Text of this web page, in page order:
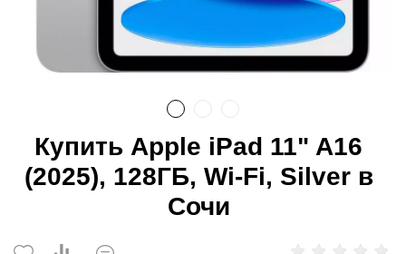
Купить Apple iPad 11" A16
(2025), 128ГБ, Wi-Fi, Silver в
Сочи